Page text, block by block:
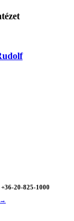
20-825-1000
→